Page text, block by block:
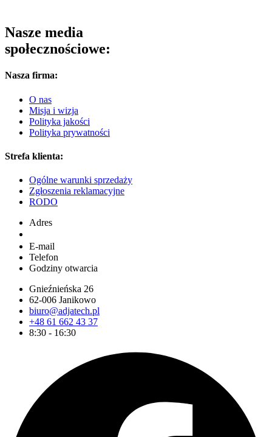
Nasze media
społecznościowe:
Nasza firma:
O nas
Misja i wizja
Polityka jakości
Polityka prywatności
Strefa klienta:
Ogólne warunki sprzedaży
Zgłoszenia reklamacyjne
RODO
Adres
E-mail
Telefon
Godziny otwarcia
Gnieźnieńska 26
62-006 Janikowo
biuro@adjatech.pl
+48 61 662 43 37
8:30 - 16:30